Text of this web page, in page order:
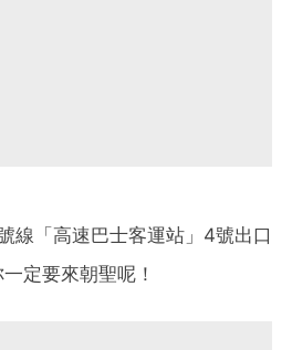
線「高速巴士客運站」4號出口
定要來朝聖呢！